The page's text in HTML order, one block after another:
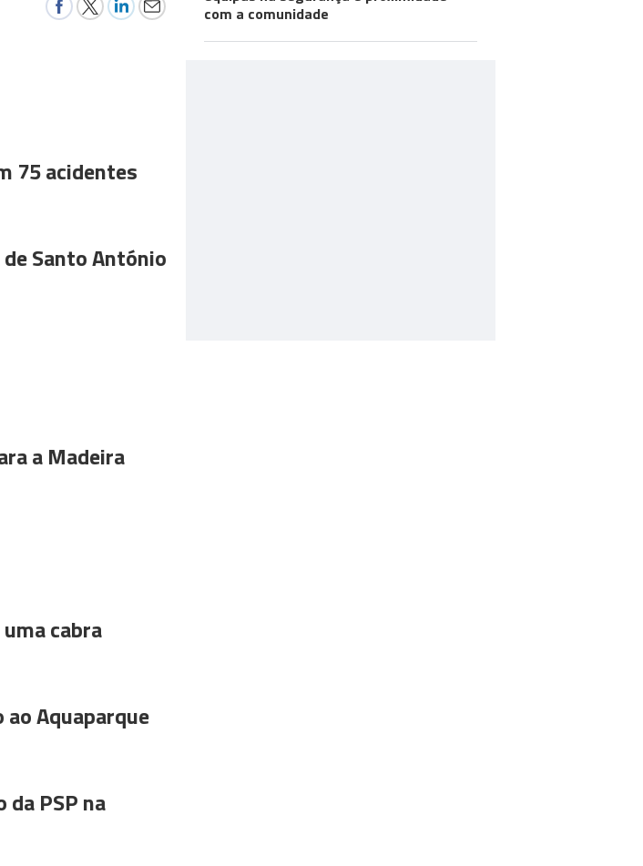
75 acidentes
Santo António
a Madeira
cabra
Aquaparque
PSP na
com a comunidade